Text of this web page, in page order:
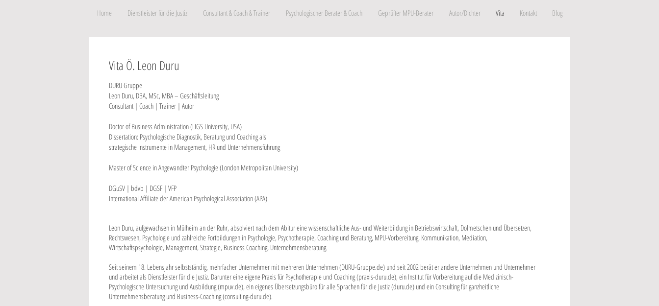
Home Dienstleister für die Justiz Consultant & Coach & Trainer Psychologischer Berater & Coach Geprüfter MPU-Berater Autor/Dichter Vita Kontakt Blog
Vita Ö. Leon Duru
DURU Gruppe
Leon Duru, DBA, MSc, MBA – Geschäftsleitung
Consultant | Coach | Trainer | Autor
Doctor of Business Administration (LIGS University, USA)
Dissertation: Psychologische Diagnostik, Beratung und Coaching als
strategische Instrumente in Management, HR und Unternehmensführung
Master of Science in Angewandter Psychologie (London Metropolitan University)
DGuSV | bdvb | DGSF | VFP
International Affiliate der American Psychological Association (APA)
Leon Duru, aufgewachsen in Mülheim an der Ruhr, absolviert nach dem Abitur eine wissenschaftliche Aus- und Weiterbildung in Betriebswirtschaft, Dolmetschen und Übersetzen,
Rechtswesen, Psychologie und zahlreiche Fortbildungen in Psychologie, Psychotherapie, Coaching und Beratung, MPU-Vorbereitung, Kommunikation, Mediation,
Wirtschaftspsychologie, Management, Strategie, Business Coaching, Unternehmensberatung.
Seit seinem 18. Lebensjahr selbstständig, mehrfacher Unternehmer mit mehreren Unternehmen (DURU-Gruppe.de) und seit 2002 berät er andere Unternehmen und Unternehmer
und arbeitet als Dienstleister für die Justiz. Darunter eine eigene Praxis für Psychotherapie und Coaching (praxis-duru.de), ein Institut für Vorbereitung auf die Medizinisch-
Psychologische Untersuchung und Ausbildung (mpuv.de), ein eigenes Übersetzungsbüro für alle Sprachen für die Justiz (duru.de) und ein Consulting für ganzheitliche
Unternehmensberatung und Business-Coaching (consulting-duru.de).